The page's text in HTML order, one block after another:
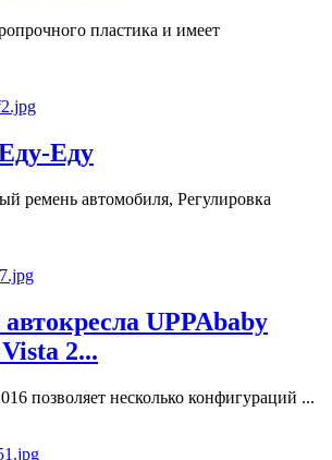
пластика и имеет
Еду
ремень автомобиля, Регулировка
UPPAbaby
2...
позволяет несколько конфигураций ...